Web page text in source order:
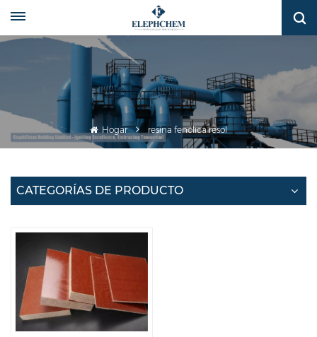
Hogar resina fenólica resol
CATEGORÍAS DE PRODUCTO